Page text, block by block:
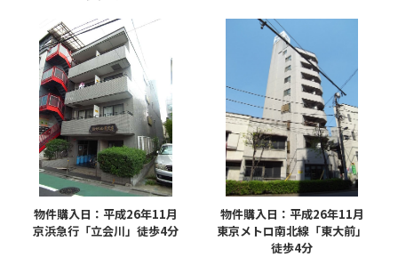
物件購入日：平成26年11月
京浜急行「立会川」徒歩4分
物件購入日：平成26年11月
東京メトロ南北線「東大前」
徒歩4分